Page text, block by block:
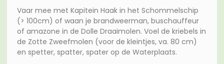
Vaar mee met Kapitein Haak in het Schommelschip
(> 100cm) of waan je brandweerman, buschauffeur
of amazone in de Dolle Draaimolen. Voel de kriebels in
de Zotte Zweefmolen (voor de kleintjes, va. 80 cm)
en spetter, spatter, spater op de Waterplaats.